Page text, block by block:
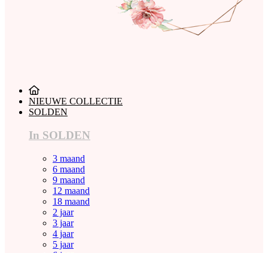
NIEUWE COLLECTIE
SOLDEN
In SOLDEN
3 maand
6 maand
9 maand
12 maand
18 maand
2 jaar
3 jaar
4 jaar
5 jaar